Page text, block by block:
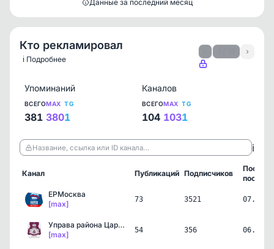
Данные за последний месяц
Кто рекламировал
ℹ️ Подробнее
›
Упоминаний
ВСЕГО
381
MAX
380
TG
1
Каналов
ВСЕГО
104
MAX
103
TG
1
Название, ссылка или ID канала… ℹ️
Канал Публикаций Подписчиков
пост
ЕРМосква
[max]
73 3521
Управа района Царицыно г…
[max]
54 356